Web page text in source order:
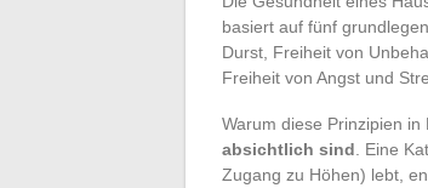
basiert auf fünf
Durst, Freiheit von
Freiheit von Angst und
Warum diese Prinzipien
absichtlich sind . Eine
Zugang zu Höhen) lebt,